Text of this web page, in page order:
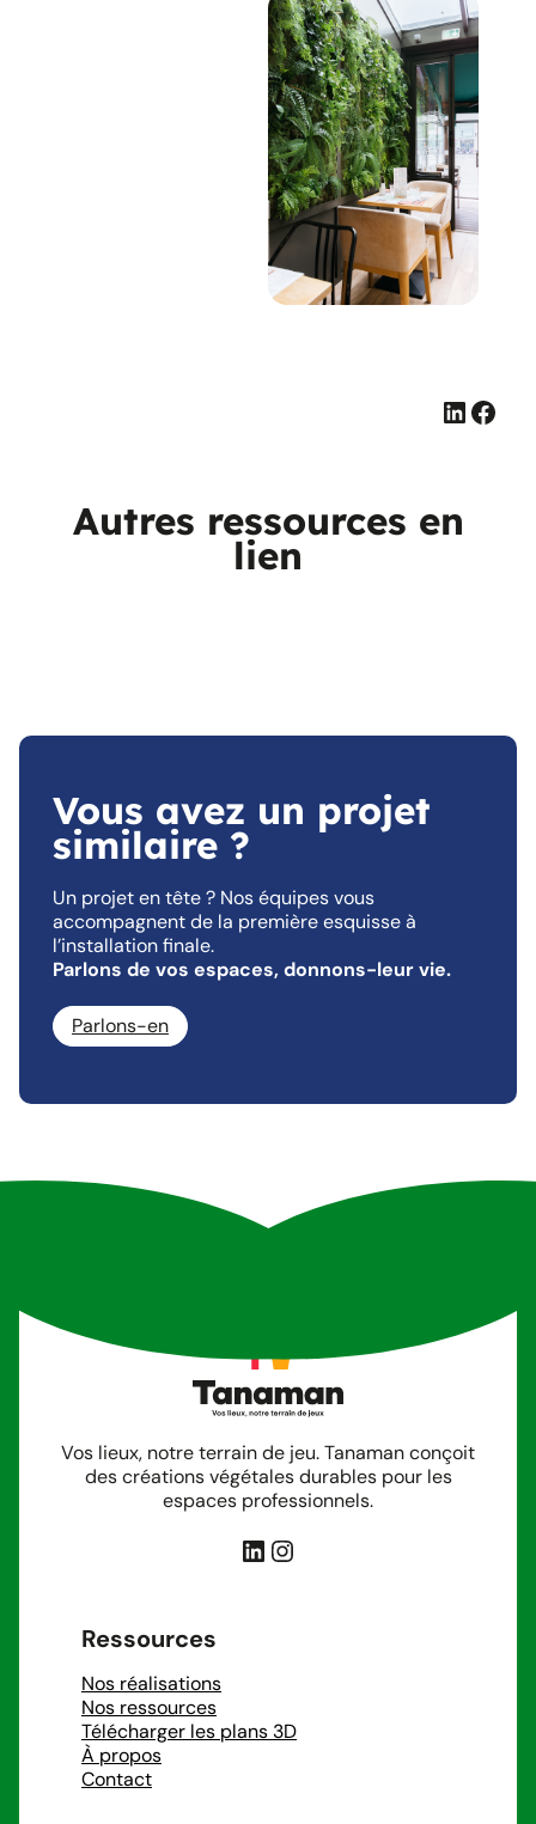
Autres ressources en
lien
Vous avez un projet
similaire ?
Un projet en tête ? Nos équipes vous
accompagnent de la première esquisse à
l’installation finale.
Parlons de vos espaces, donnons-leur vie.
Parlons-en
Vos lieux, notre terrain de jeu. Tanaman conçoit
des créations végétales durables pour les
espaces professionnels.
LinkedIn
Instagram
Ressources
Nos réalisations
Nos ressources
Télécharger les plans 3D
À propos
Contact